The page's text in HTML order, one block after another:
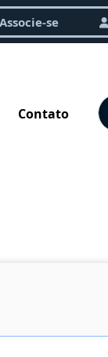
Associe-se
Contato